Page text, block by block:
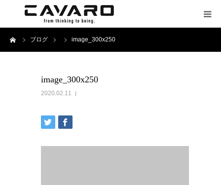
ブログ image_300x250
image_300x250
2020.02.11
HOME
アクセス